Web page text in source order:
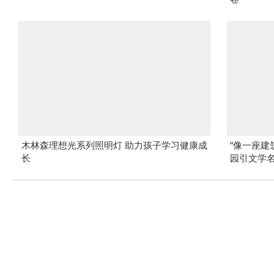
木林森理想光系列照明灯 助力孩子学习健康成
长
“像一座建
园引文学